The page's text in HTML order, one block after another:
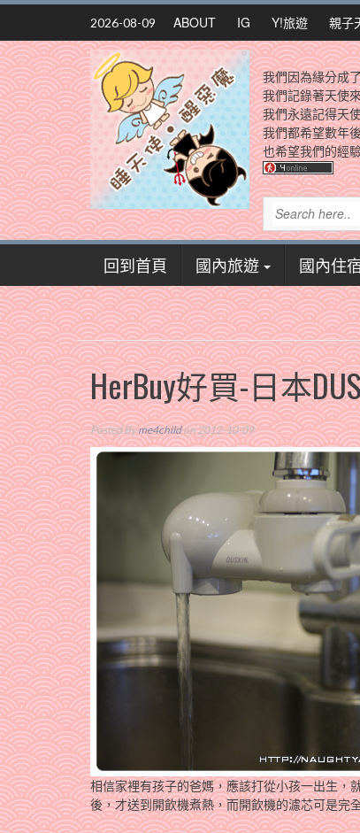
Skip
content
2026-08-09 ABOUT IG Y!旅遊 親子
我們因為緣分成
我們記錄著天使
我們永遠記得天
我們都希望數年
也希望我們的經
回到首頁 國內旅遊 國內住
HerBuy好買-日本
Posted Byme4childon 2012-10-09
相信家裡有孩子的爸媽，應該打從小孩一出生，
後，才送到開飲機煮熱，而開飲機的濾芯可是完